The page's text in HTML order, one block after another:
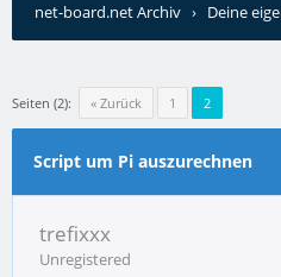
net-board.net Archiv › Deine
Seiten (2): « Zurück 1 2
Script um Pi auszurechnen
trefixxx
Unregistered